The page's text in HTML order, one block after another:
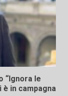
“Ignora le
in campagna